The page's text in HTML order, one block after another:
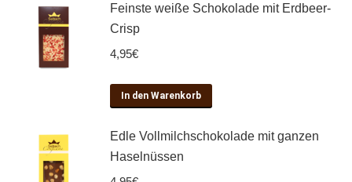
Feinste weiße Schokolade mit Erdbeer-
Crisp
4,95€
In den Warenkorb
Edle Vollmilchschokolade mit ganzen
Haselnüssen